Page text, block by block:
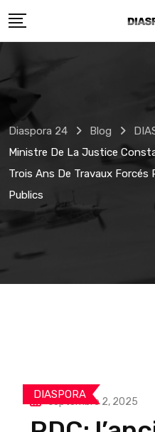
to
Diaspora 24 Blog
Ministre De La Justice
Trois Ans De Travaux
Publics
DIASPORA
septembre 2, 2025